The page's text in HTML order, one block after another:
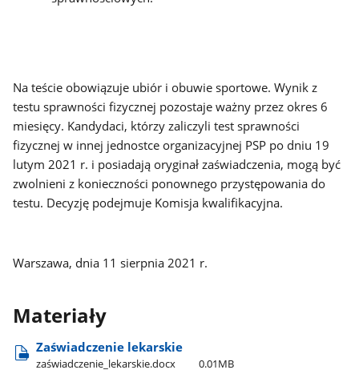
Na teście obowiązuje ubiór i obuwie sportowe. Wynik z
testu sprawności fizycznej pozostaje ważny przez okres 6
miesięcy. Kandydaci, którzy zaliczyli test sprawności
fizycznej w innej jednostce organizacyjnej PSP po dniu 19
lutym 2021 r. i posiadają oryginał zaświadczenia, mogą być
zwolnieni z konieczności ponownego przystępowania do
testu. Decyzję podejmuje Komisja kwalifikacyjna.
Warszawa, dnia 11 sierpnia 2021 r.
Materiały
Zaświadczenie lekarskie
zaświadczenie​_lekarskie.docx 0.01MB